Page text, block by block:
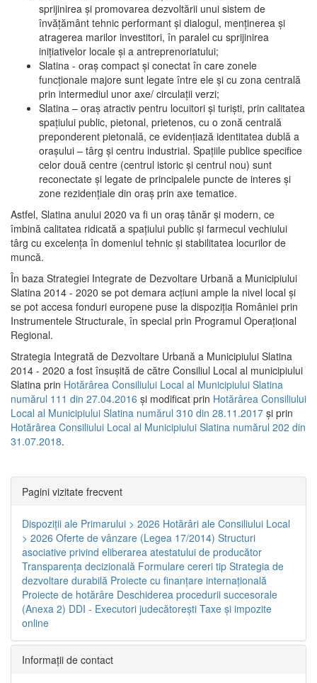
sprijinirea şi promovarea dezvoltării unui sistem de
învăţământ tehnic performant şi dialogul, menţinerea şi
atragerea marilor investitori, în paralel cu sprijinirea
iniţiativelor locale şi a antreprenoriatului;
Slatina - oraş compact şi conectat în care zonele
funcţionale majore sunt legate între ele şi cu zona centrală
prin intermediul unor axe/ circulații verzi;
Slatina – oraş atractiv pentru locuitori şi turişti, prin calitatea
spaţiului public, pietonal, prietenos, cu o zonă centrală
preponderent pietonală, ce evidenţiază identitatea dublă a
oraşului – târg şi centru industrial. Spaţiile publice specifice
celor două centre (centrul istoric şi centrul nou) sunt
reconectate şi legate de principalele puncte de interes şi
zone rezidenţiale din oraş prin axe tematice.
Astfel, Slatina anului 2020 va fi un oraş tânăr şi modern, ce
îmbină calitatea ridicată a spaţiului public şi farmecul vechiului
târg cu excelenţa în domeniul tehnic şi stabilitatea locurilor de
muncă.
În baza Strategiei Integrate de Dezvoltare Urbană a Municipiului
Slatina 2014 - 2020 se pot demara acţiuni ample la nivel local şi
se pot accesa fonduri europene puse la dispoziţia României prin
Instrumentele Structurale, în special prin Programul Operațional
Regional.
Strategia Integrată de Dezvoltare Urbană a Municipiului Slatina
2014 - 2020 a fost însuşită de către Consiliul Local al municipiului
Slatina prin Hotărârea Consiliului Local al Municipiului Slatina
numărul 111 din 27.04.2016 și modificat prin Hotărârea Consiliului
Local al Municipiului Slatina numărul 310 din 28.11.2017 și prin
Hotărârea Consiliului Local al Municipiului Slatina numărul 202 din
31.07.2018.
Pagini vizitate frecvent
Dispoziţii ale Primarului > 2026 Hotărâri ale Consiliului Local
> 2026 Oferte de vânzare (Legea 17/2014) Structuri
asociative privind eliberarea atestatului de producător
Transparenţa decizională Formulare cereri tip Strategia de
dezvoltare durabilă Proiecte cu finanţare internaţională
Proiecte de hotărâre Deschiderea procedurii succesorale
(Anexa 2) DDI - Executori judecătorești Taxe şi impozite
online
Informaţii de contact